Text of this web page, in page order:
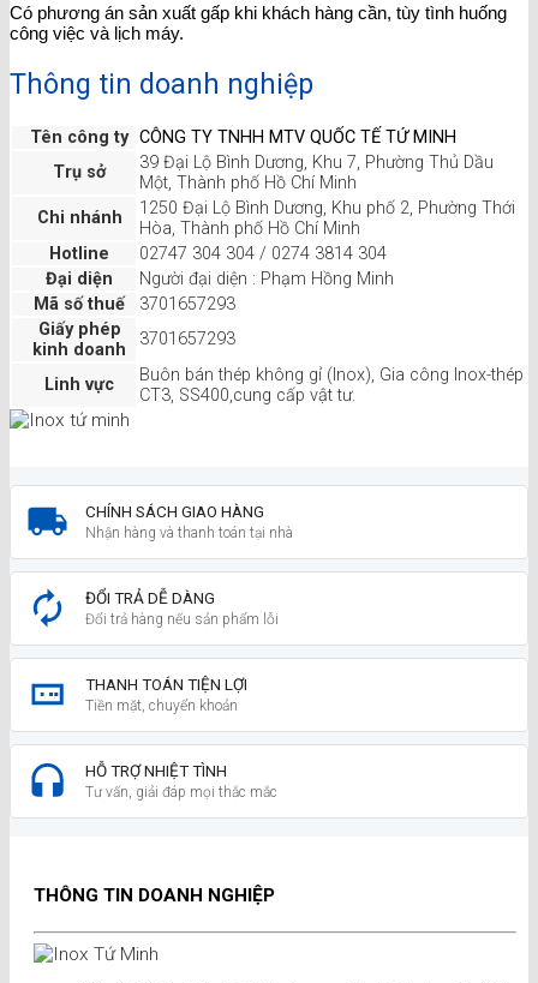
Có phương án sản xuất gấp khi khách hàng cần, tùy tình huống
công việc và lịch máy.
Thông tin doanh nghiệp
Tên công ty CÔNG TY TNHH MTV QUỐC TẾ TỨ MINH
Trụ sở
39 Đại Lộ Bình Dương, Khu 7, Phường Thủ Dầu
Một, Thành phố Hồ Chí Minh
Chi nhánh
1250 Đại Lộ Bình Dương, Khu phố 2, Phường Thới
Hòa, Thành phố Hồ Chí Minh
Hotline
02747 304 304 / 0274 3814 304
Đại diện
Người đại diện : Phạm Hồng Minh
Mã số thuế
3701657293
Giấy phép
kinh doanh
3701657293
Linh vực
Buôn bán thép không gỉ (Inox), Gia công Inox-thép
CT3, SS400,cung cấp vật tư.
CHÍNH SÁCH GIAO HÀNG
Nhận hàng và thanh toán tại nhà
ĐỔI TRẢ DỄ DÀNG
Đổi trả hàng nếu sản phẩm lỗi
THANH TOÁN TIỆN LỢI
Tiền mặt, chuyển khoản
HỖ TRỢ NHIỆT TÌNH
Tư vấn, giải đáp mọi thắc mắc
THÔNG TIN DOANH NGHIỆP